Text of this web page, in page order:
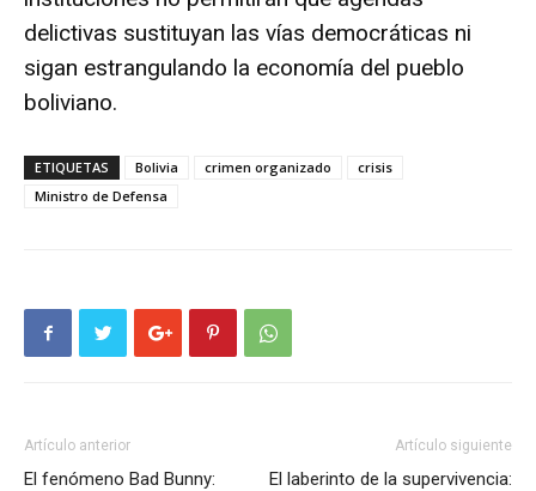
delictivas sustituyan las vías democráticas ni
sigan estrangulando la economía del pueblo
boliviano.
ETIQUETAS Bolivia crimen organizado
crisis
Ministro de Defensa
Artículo anterior
El fenómeno Bad Bunny:
Artículo siguiente
El laberinto de la supervivencia: